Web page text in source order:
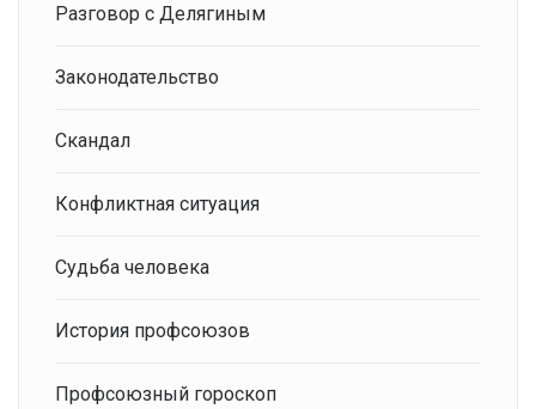
Разговор с Делягиным
Законодательство
Скандал
Конфликтная ситуация
Судьба человека
История профсоюзов
Профсоюзный гороскоп